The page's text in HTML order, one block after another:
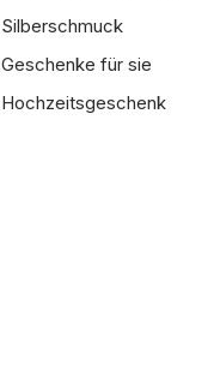
Silberschmuck
Geschenke für sie
Hochzeitsgeschenk